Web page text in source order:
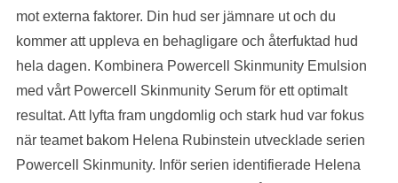
mot externa faktorer. Din hud ser jämnare ut och du
kommer att uppleva en behagligare och återfuktad hud
hela dagen. Kombinera Powercell Skinmunity Emulsion
med vårt Powercell Skinmunity Serum för ett optimalt
resultat. Att lyfta fram ungdomlig och stark hud var fokus
när teamet bakom Helena Rubinstein utvecklade serien
Powercell Skinmunity. Inför serien identifierade Helena